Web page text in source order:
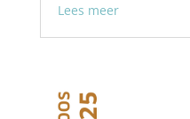
Lees meer